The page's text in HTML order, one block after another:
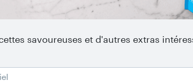
savoureuses et d'autres extras